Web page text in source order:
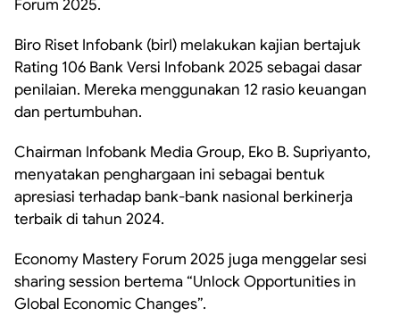
Forum 2025.
Biro Riset Infobank (birI) melakukan kajian bertajuk
Rating 106 Bank Versi Infobank 2025 sebagai dasar
penilaian. Mereka menggunakan 12 rasio keuangan
dan pertumbuhan.
Chairman Infobank Media Group, Eko B. Supriyanto,
menyatakan penghargaan ini sebagai bentuk
apresiasi terhadap bank-bank nasional berkinerja
terbaik di tahun 2024.
Economy Mastery Forum 2025 juga menggelar sesi
sharing session bertema “Unlock Opportunities in
Global Economic Changes”.